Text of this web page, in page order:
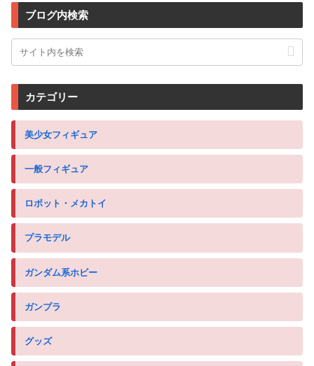
ブログ内検索
カテゴリー
美少女フィギュア
一般フィギュア
ロボット・メカトイ
プラモデル
ガンダム系ホビー
ガンプラ
グッズ